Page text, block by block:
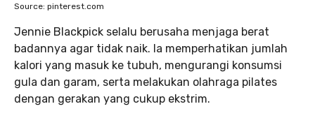
Source: pinterest.com
Jennie Blackpick selalu berusaha menjaga berat
badannya agar tidak naik. Ia memperhatikan jumlah
kalori yang masuk ke tubuh, mengurangi konsumsi
gula dan garam, serta melakukan olahraga pilates
dengan gerakan yang cukup ekstrim.